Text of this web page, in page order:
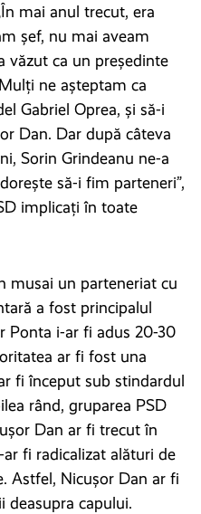
mai anul trecut, era
șef, nu mai aveam
văzut ca un președinte
ne așteptam ca
Gabriel Oprea, și să-i
Dan. Dar după câteva
Sorin Grindeanu ne-a
să-i fim parteneri”,
implicați în toate
musai un parteneriat cu
a fost principalul
Ponta i-ar fi adus 20-30
ar fi fost una
fi început sub stindardul
rând, gruparea PSD
Dan ar fi trecut în
fi radicalizat alături de
Astfel, Nicușor Dan ar fi
deasupra capului.